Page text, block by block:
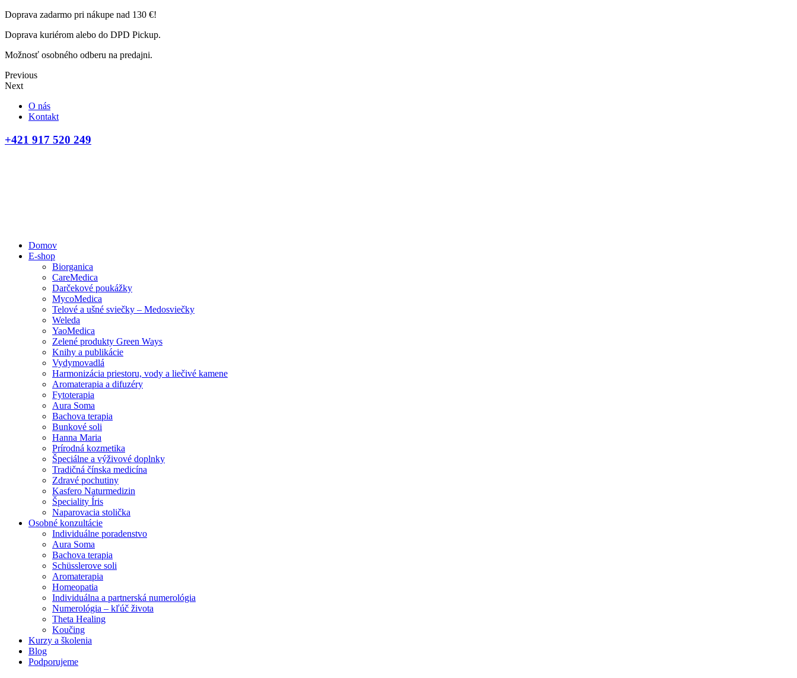
Doprava zadarmo pri nákupe nad 130 €!
Doprava kuriérom alebo do DPD Pickup.
Možnosť osobného odberu na predajni.
Previous
Next
O nás
Kontakt
+421 917 520 249
Domov
E-shop
Biorganica
CareMedica
Darčekové poukážky
MycoMedica
Telové a ušné sviečky – Medosviečky
Weleda
YaoMedica
Zelené produkty Green Ways
Knihy a publikácie
Vydymovadlá
Harmonizácia priestoru, vody a liečivé kamene
Aromaterapia a difuzéry
Fytoterapia
Aura Soma
Bachova terapia
Bunkové soli
Hanna Maria
Prírodná kozmetika
Špeciálne a výživové doplnky
Tradičná čínska medicína
Zdravé pochutiny
Kasfero Naturmedizin
Špeciality Íris
Naparovacia stolička
Osobné konzultácie
Individuálne poradenstvo
Aura Soma
Bachova terapia
Schüsslerove soli
Aromaterapia
Homeopatia
Individuálna a partnerská numerológia
Numerológia – kľúč života
Theta Healing
Koučing
Kurzy a školenia
Blog
Podporujeme